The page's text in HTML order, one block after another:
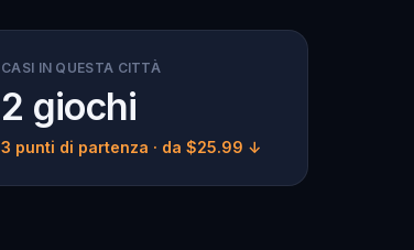
CASI IN QUESTA CITTÀ
2 giochi
3 punti di partenza · da $25.99 ↓